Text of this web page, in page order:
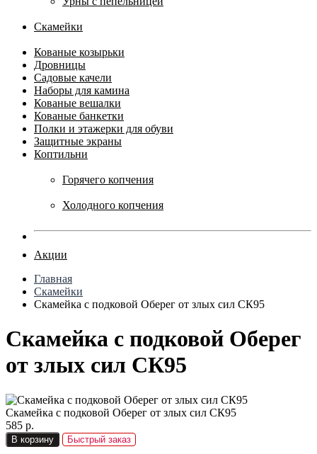
Скамейки
Кованые козырьки
Дровницы
Садовые качели
Наборы для камина
Кованые вешалки
Кованые банкетки
Полки и этажерки для обуви
Защитные экраны
Коптильни
Горячего копчения
Холодного копчения
Акции
Главная
Скамейки
Скамейка с подковой Оберег от злых сил СК95
Скамейка с подковой Оберег
от злых сил СК95
Скамейка с подковой Оберег от злых сил СК95
585 р.
В корзину Быстрый заказ